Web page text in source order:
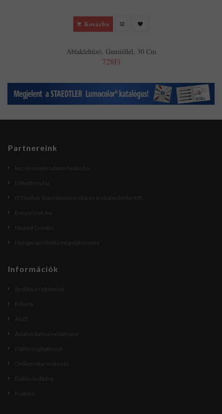
Kosárba
Ablaklehúzó, Gumiéllel, 30 Cm
728Ft
Partnereink
kecskemetirodatechnika.hu
Etikettem.hu
IT Pavilon Számítástechnika és Irodatechnika Kft.
Beszerzek.hu
Maped Creativ
Hungarian Web Linkgyűjtemény
Információk
Szállítási feltételek
Rólunk
ÁSZF
Adatvédelmi nyilatkozat
Elállási nyilatkozat
Online vitarendezés
Elállás indítása
Fiókom